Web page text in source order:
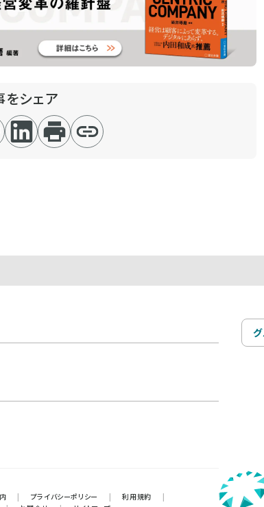
をシェア
| プライバシーポリシー | 利用規約
|